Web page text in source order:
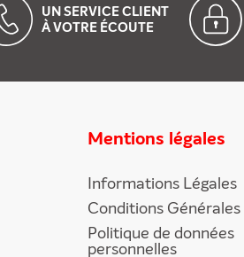
UN SERVICE CLIENT
À VOTRE ÉCOUTE
Mentions légales
Informations Légales
Conditions Générales
Politique de données
personnelles